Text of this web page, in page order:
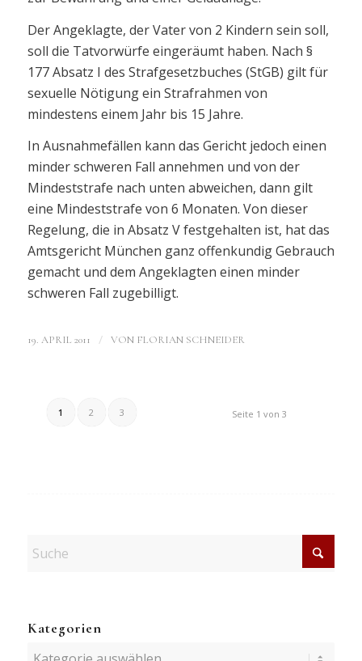
Der Angeklagte, der Vater von 2 Kindern sein soll,
soll die Tatvorwürfe eingeräumt haben. Nach §
177 Absatz I des Strafgesetzbuches (StGB) gilt für
sexuelle Nötigung ein Strafrahmen von
mindestens einem Jahr bis 15 Jahre.
In Ausnahmefällen kann das Gericht jedoch einen
minder schweren Fall annehmen und von der
Mindeststrafe nach unten abweichen, dann gilt
eine Mindeststrafe von 6 Monaten. Von dieser
Regelung, die in Absatz V festgehalten ist, hat das
Amtsgericht München ganz offenkundig Gebrauch
gemacht und dem Angeklagten einen minder
schweren Fall zugebilligt.
19. APRIL 2011 / VON FLORIAN SCHNEIDER
Seite 1 von 3
1 2 3
Kategorien
Kategorien